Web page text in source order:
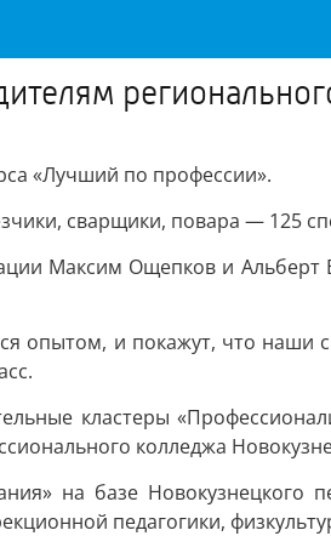
«Лучший по профессии».
сварщики, повара — 125
Максим Ощепков и
опытом, и покажут, что
кластеры
колледжа
на базе Новокузнецкого
педагогики,